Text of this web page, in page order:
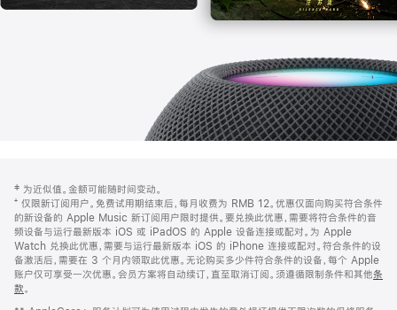
页
页
脚
注
‡ 为近似值。金额可能随时间变动。
⁺ 仅限新订阅用户。免费试用期结束后，每月收费为 RMB 12。优惠仅面向购买符合条件
的新设备的 Apple Music 新订阅用户限时提供。要兑换此优惠，需要将符合条件的音
频设备与运行最新版本 iOS 或 iPadOS 的 Apple 设备连接或配对。为 Apple
Watch 兑换此优惠，需要与运行最新版本 iOS 的 iPhone 连接或配对。符合条件的设
备激活后，需要在 3 个月内领取此优惠。无论购买多少件符合条件的设备，每个 Apple
账户仅可享受一次优惠。会员方案将自动续订，直至取消订阅。须遵循限制条件和其他条
款。